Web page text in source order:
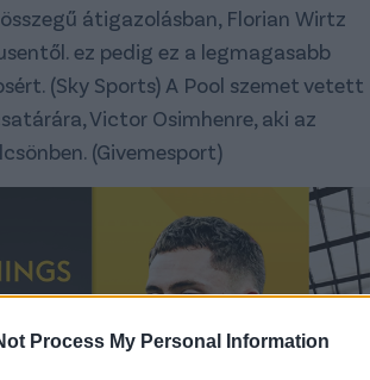
Process My Personal Information
átigazolásban, Florian Wirtz
ez pedig ez a legmagasabb
(Sky Sports) A Pool szemet vetett
Victor Osimhenre, aki az
(Givemesport)